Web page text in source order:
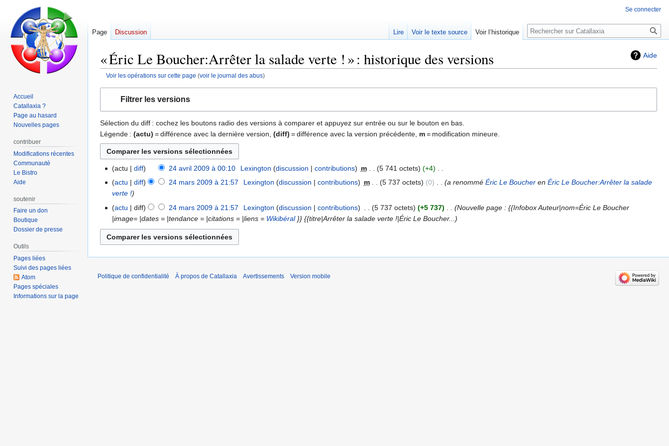
Aide
« Éric Le Boucher:Arrêter la salade verte ! » : historique des versions
Voir les opérations sur cette page (voir le journal des abus)
navigation
recherche
Filtrer les versions
Sélection du diff : cochez les boutons radio des versions à comparer et appuyez sur entrée ou sur le bouton en bas.
Légende : (actu) = différence avec la dernière version, (diff) = différence avec la version précédente, m= modification mineure.
24
avril
2009
actu diff 24 avril 2009 à 00:10 Lexington discussion contributions m 5 741 octets +4
A
u
n
é
s
m
24
mars
2009
actu diff 24 mars 2009 à 21:57 Lexington discussion contributions m 5 737 octets 0 a renommé Éric Le Boucheren Éric Le Boucher:Arrêter la salade
verte !
actu
diff 24 mars 2009 à 21:57 Lexington discussion contributions 5 737 octets +5 737
Nouvelle page : {{Infobox Auteur|nom=Éric Le Boucher
|image= |dates = |tendance = |citations = |liens = Wikibéral}} {{titre|Arrêter la salade verte !|Éric Le Boucher...
Se connecter
Page Discussion Lire Voir le texte source Voir l’historique Rechercher
Accueil
Catallaxia ?
Page au hasard
Nouvelles pages
contribuer
Modifications récentes
Communauté
Le Bistro
Aide
soutenir
Faire un don
Boutique
Dossier de presse
Outils
Pages liées
Suivi des pages liées
Atom
Pages spéciales
Informations sur la page
Politique de confidentialité À propos de Catallaxia Avertissements Version mobile